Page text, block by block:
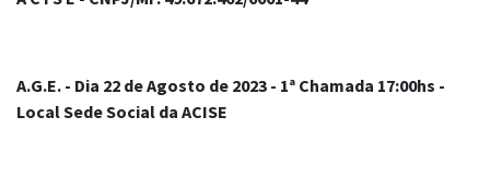
A.G.E. - Dia 22 de Agosto de 2023 - 1ª Chamada 17:00hs -
Local Sede Social da ACISE